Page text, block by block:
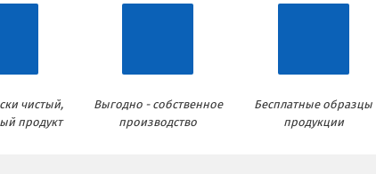
чистый,
продукт
Выгодно - собственное
производство
Бесплатные образцы
продукции